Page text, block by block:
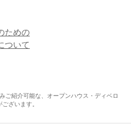
ための
ついて
紹介可能な、オープンハウス・ディベロ
ざいます。